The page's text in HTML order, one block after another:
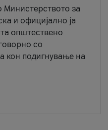
Министерството за
и официјално ја
општествено
со
кон подигнување на